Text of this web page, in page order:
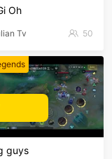
Oh
Tv 50
guys